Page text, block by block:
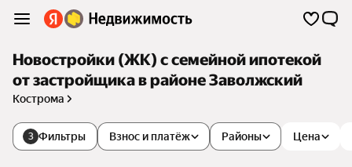
Новостройки (ЖК) с семейной ипотекой
от застройщика в районе Заволжский
Кострома
3 Фильтры Цена
Взнос и платёж Районы